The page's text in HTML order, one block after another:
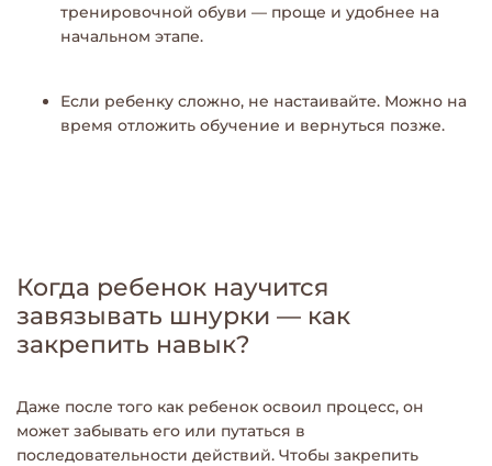
тренировочной обуви — проще и удобнее на
начальном этапе.
Если ребенку сложно, не настаивайте. Можно на
время отложить обучение и вернуться позже.
Когда ребенок научится
завязывать шнурки — как
закрепить навык?
Даже после того как ребенок освоил процесс, он
может забывать его или путаться в
последовательности действий. Чтобы закрепить